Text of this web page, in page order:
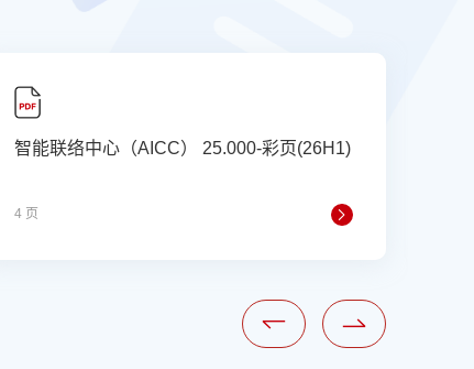
智能联络中心（AICC） 25.000-彩页(26H1)
4 页